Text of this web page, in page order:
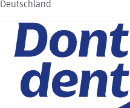
Deutschland